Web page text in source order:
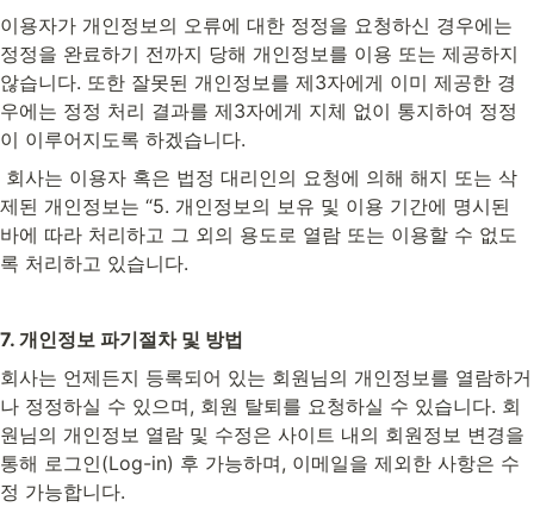
이용자가 개인정보의 오류에 대한 정정을 요청하신 경우에는
정정을 완료하기 전까지 당해 개인정보를 이용 또는 제공하지
않습니다. 또한 잘못된 개인정보를 제3자에게 이미 제공한 경
우에는 정정 처리 결과를 제3자에게 지체 없이 통지하여 정정
이 이루어지도록 하겠습니다.
제된 개인정보는 “5. 개인정보의 보유 및 이용 기간에 명시된
바에 따라 처리하고 그 외의 용도로 열람 또는 이용할 수 없도
록 처리하고 있습니다.
7. 개인정보 파기절차 및 방법
회사는 언제든지 등록되어 있는 회원님의 개인정보를 열람하거
나 정정하실 수 있으며, 회원 탈퇴를 요청하실 수 있습니다. 회
원님의 개인정보 열람 및 수정은 사이트 내의 회원정보 변경을
통해 로그인(Log-in) 후 가능하며, 이메일을 제외한 사항은 수
정 가능합니다.